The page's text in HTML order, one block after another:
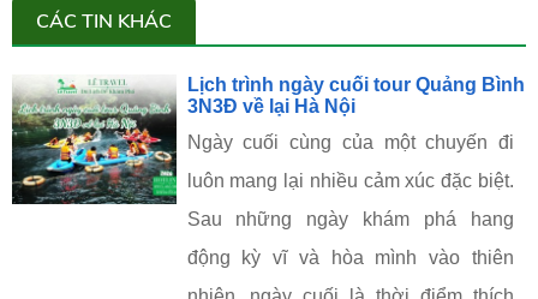
CÁC TIN KHÁC
Lịch trình ngày cuối tour Quảng Bình
3N3Đ về lại Hà Nội
Ngày cuối cùng của một chuyến đi
luôn mang lại nhiều cảm xúc đặc biệt.
Sau những ngày khám phá hang
động kỳ vĩ và hòa mình vào thiên